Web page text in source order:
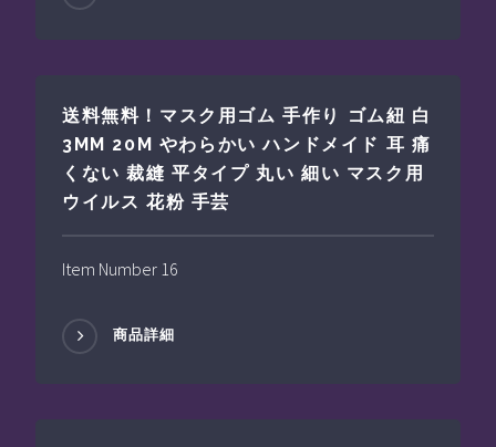
送料無料！マスク用ゴム 手作り ゴム紐 白
3MM 20M やわらかい ハンドメイド 耳 痛
くない 裁縫 平タイプ 丸い 細い マスク用
ウイルス 花粉 手芸
Item Number 16
商品詳細